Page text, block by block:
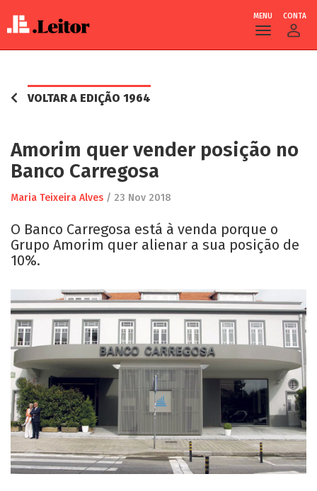
main
CONTA
MENU
VOLTAR A EDIÇÃO 1964
Amorim quer vender posição no
Banco Carregosa
Maria Teixeira Alves / 23 Nov 2018
O Banco Carregosa está à venda porque o
Grupo Amorim quer alienar a sua posição de
10%.